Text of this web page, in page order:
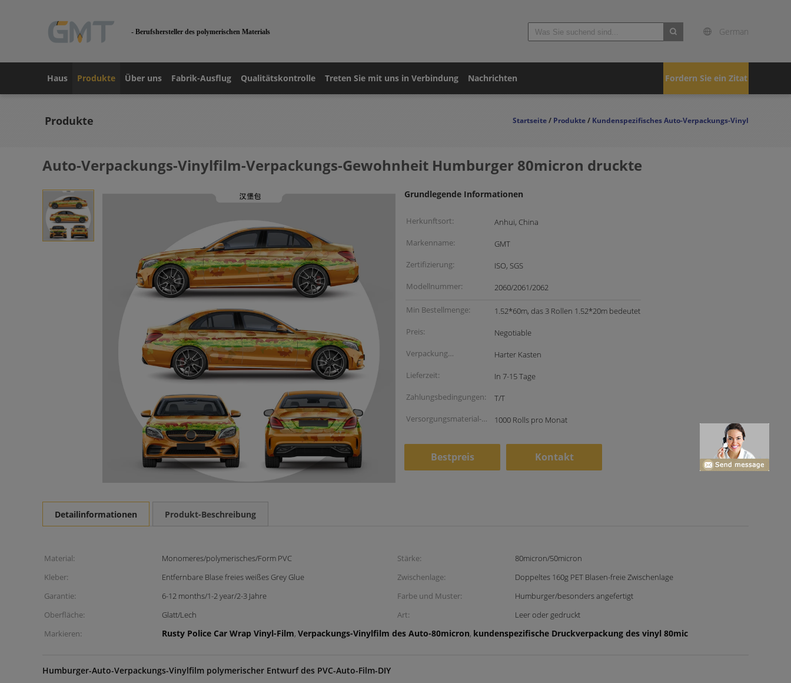
- Berufshersteller des polymerischen Materials German
Fordern Sie ein Zitat
Haus Produkte Über uns Fabrik-Ausflug Qualitätskontrolle Treten Sie mit uns in Verbindung Nachrichten
Produkte Startseite/ Produkte/ Kundenspezifisches Auto-Verpackungs-Vinyl
Auto-Verpackungs-Vinylfilm-Verpackungs-Gewohnheit Humburger 80micron druckte
Grundlegende Informationen
Herkunftsort:
Anhui, China
Markenname:
GMT
Zertifizierung:
ISO, SGS
Modellnummer:
2060/2061/2062
Min Bestellmenge:
1.52*60m, das 3 Rollen 1.52*20m bedeutet
Preis:
Negotiable
Verpackung
Informationen:
Harter Kasten
Lieferzeit:
In 7-15 Tage
Zahlungsbedingungen:
T/T
Versorgungsmaterial-
1000 Rolls pro Monat
Bestpreis Kontakt
Detailinformationen Produkt-Beschreibung
Material: Monomeres/polymerisches/Form PVC Stärke:
80micron/50micron
Kleber:
Entfernbare Blase freies weißes Grey Glue Zwischenlage:
Doppeltes 160g PET Blasen-freie Zwischenlage
Garantie:
6-12 months/1-2 year/2-3 Jahre Farbe und Muster:
Humburger/besonders angefertigt
Oberfläche:
Glatt/Lech Art:
Leer oder gedruckt
Markieren:
Rusty Police Car Wrap Vinyl-Film, Verpackungs-Vinylfilm des Auto-80micron, kundenspezifische Druckverpackung des vinyl 80mic
Humburger-Auto-Verpackungs-Vinylfilm polymerischer Entwurf des PVC-Auto-Film-DIY